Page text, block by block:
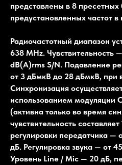
представлены в 8 пресетных
предустановленных частот
Радиочастотный диапазон
638 MHz. Чувствительность
dB(A)rms S/N. Подавление
от 3 дБмкВ до 28 дБмкВ,
Синхронизация
использованием модуляции
(активна только во время
чувствительность
регулировки передатчика —
дБ. Регулировка звука — от
Уровень Line / Mic — 20 дБ,